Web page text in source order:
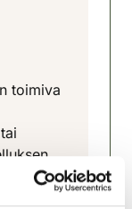
toimiva